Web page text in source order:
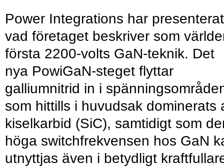
Power Integrations har presenterat
vad företaget beskriver som
första 2200-volts GaN-teknik. Det
nya PowiGaN-steget flyttar
galliumnitrid in i
som hittills i huvudsak dominerats
kiselkarbid (SiC), samtidigt som
höga switchfrekvensen hos GaN
utnyttjas även i betydligt